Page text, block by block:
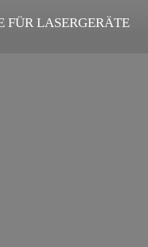
FÜR LASERGERÄTE
ZUR
IN DER